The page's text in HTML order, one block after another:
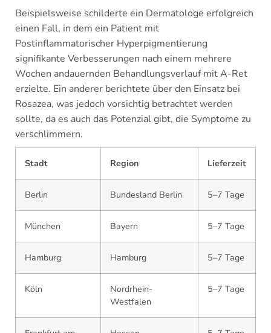
Beispielsweise schilderte ein Dermatologe erfolgreich
einen Fall, in dem ein Patient mit
Postinflammatorischer Hyperpigmentierung
signifikante Verbesserungen nach einem mehrere
Wochen andauernden Behandlungsverlauf mit A-Ret
erzielte. Ein anderer berichtete über den Einsatz bei
Rosazea, was jedoch vorsichtig betrachtet werden
sollte, da es auch das Potenzial gibt, die Symptome zu
verschlimmern.
Stadt Region Lieferzeit
Berlin Bundesland Berlin 5–7 Tage
München Bayern 5–7 Tage
Hamburg Hamburg 5–7 Tage
Köln
Nordrhein-
Westfalen
5–7 Tage